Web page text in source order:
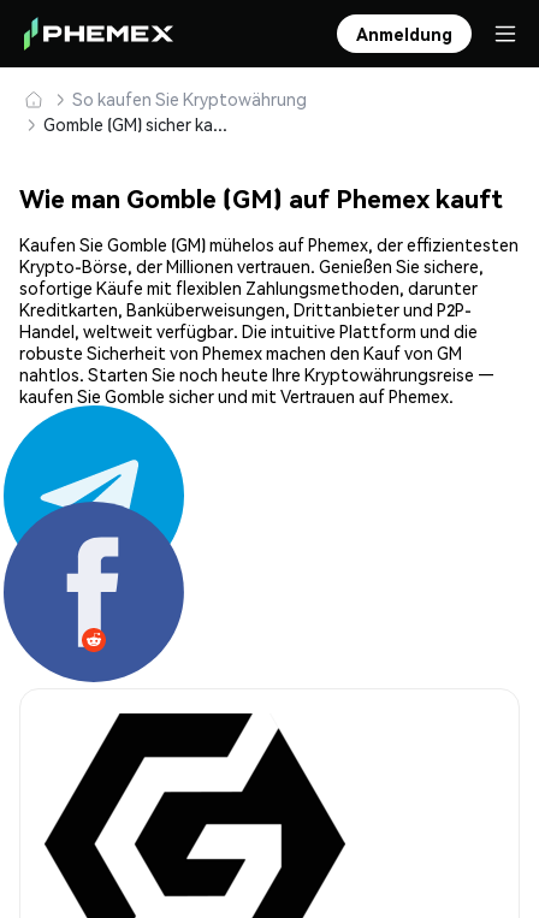
Anmeldung
So kaufen Sie Kryptowährung
Gomble (GM) sicher kaufen und speichern
Wie man Gomble (GM) auf Phemex kauft
Kaufen Sie Gomble (GM) mühelos auf Phemex, der effizientesten
Krypto-Börse, der Millionen vertrauen. Genießen Sie sichere,
sofortige Käufe mit flexiblen Zahlungsmethoden, darunter
Kreditkarten, Banküberweisungen, Drittanbieter und P2P-
Handel, weltweit verfügbar. Die intuitive Plattform und die
robuste Sicherheit von Phemex machen den Kauf von GM
nahtlos. Starten Sie noch heute Ihre Kryptowährungsreise —
kaufen Sie Gomble sicher und mit Vertrauen auf Phemex.
Teilen: